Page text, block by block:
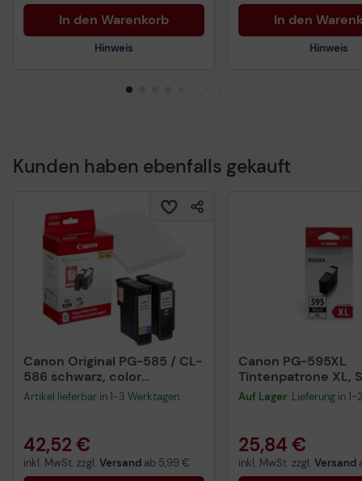
In den Warenkorb
Hinweis
In den
Hinweis
Kunden haben ebenfalls gekauft
Canon Original PG-585 / CL-
586 schwarz, color
Druckerpatronen +
Artikel lieferbar in 1-3 Werktagen.
42,52 €
inkl. MwSt. zzgl. Versand ab 5,99 €
Canon PG-595XL
Tintenpatrone XL,
Auf Lager: Lieferung in
25,84 €
inkl. MwSt. zzgl. Versand